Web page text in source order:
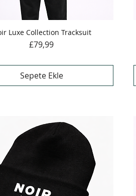
Hızlı Bakış
Luxe Collection Tracksuit
Fiyat
£79,99
Sepete Ekle